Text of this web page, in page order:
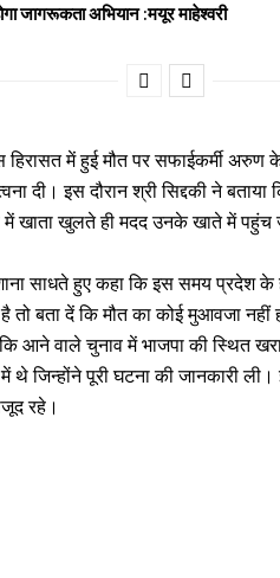
जागरूकता अभियान :मयूर माहेश्वरी
में हुई मौत पर सफाईकर्मी अरुण
दी। इस दौरान श्री सिद्दकी ने
खाता खुलते ही मदद उनके खाते में पहुंच
साधते हुए कहा कि इस समय प्रदेश के
तो बता दें कि मौत का कोई मुआवजा
कि आने वाले चुनाव में भाजपा की स्थित
थे जिन्होंने पूरी घटना की जानकारी
रहे।